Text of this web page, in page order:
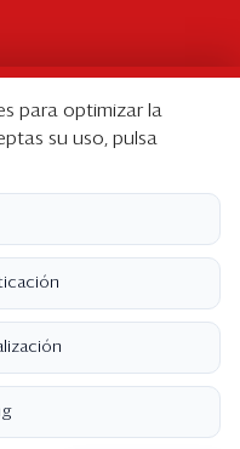
para optimizar la
su uso, pulsa